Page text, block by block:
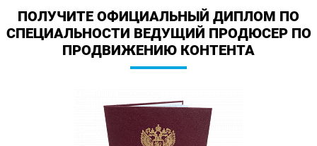
ПОЛУЧИТЕ ОФИЦИАЛЬНЫЙ ДИПЛОМ ПО
СПЕЦИАЛЬНОСТИ ВЕДУЩИЙ ПРОДЮСЕР ПО
ПРОДВИЖЕНИЮ КОНТЕНТА